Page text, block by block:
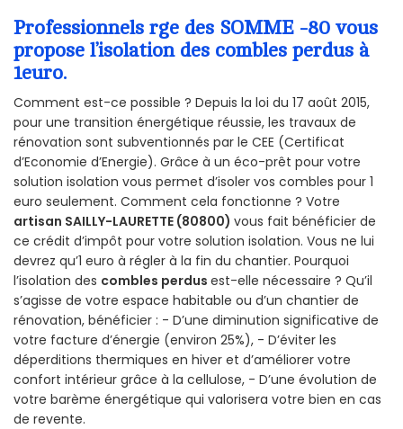
Professionnels rge des SOMME -80 vous
propose l’isolation des combles perdus à
1euro.
Comment est-ce possible ? Depuis la loi du 17 août 2015,
pour une transition énergétique réussie, les travaux de
rénovation sont subventionnés par le CEE (Certificat
d’Economie d’Energie). Grâce à un éco-prêt pour votre
solution isolation vous permet d’isoler vos combles pour 1
euro seulement. Comment cela fonctionne ? Votre
artisan SAILLY-LAURETTE (80800) vous fait bénéficier de
ce crédit d’impôt pour votre solution isolation. Vous ne lui
devrez qu’1 euro à régler à la fin du chantier. Pourquoi
l’isolation des combles perdus est-elle nécessaire ? Qu’il
s’agisse de votre espace habitable ou d’un chantier de
rénovation, bénéficier : - D’une diminution significative de
votre facture d’énergie (environ 25%), - D’éviter les
déperditions thermiques en hiver et d’améliorer votre
confort intérieur grâce à la cellulose, - D’une évolution de
votre barème énergétique qui valorisera votre bien en cas
de revente.